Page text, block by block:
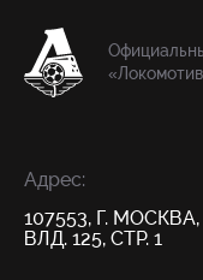
Адрес:
107553, Г.
ВЛД. 125, СТР. 1